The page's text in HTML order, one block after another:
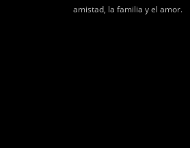
amistad, la familia y el amor.